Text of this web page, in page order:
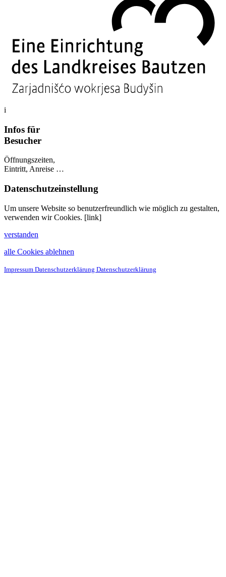
i
Infos für
Besucher
Öffnungszeiten,
Eintritt, Anreise …
Datenschutzeinstellung
Um unsere Website so benutzerfreundlich wie möglich zu gestalten,
verwenden wir Cookies. [link]
verstanden
alle Cookies ablehnen
Impressum Datenschutzerklärung Datenschutzerklärung